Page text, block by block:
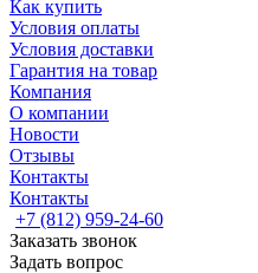
Как купить
Условия оплаты
Условия доставки
Гарантия на товар
Компания
О компании
Новости
Отзывы
Контакты
Контакты
+7 (812) 959-24-60
Заказать звонок
Задать вопрос